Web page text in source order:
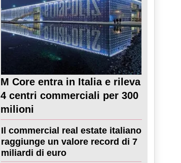
M Core entra in Italia e rileva
4 centri commerciali per 300
milioni
Il commercial real estate italiano
raggiunge un valore record di 7
miliardi di euro